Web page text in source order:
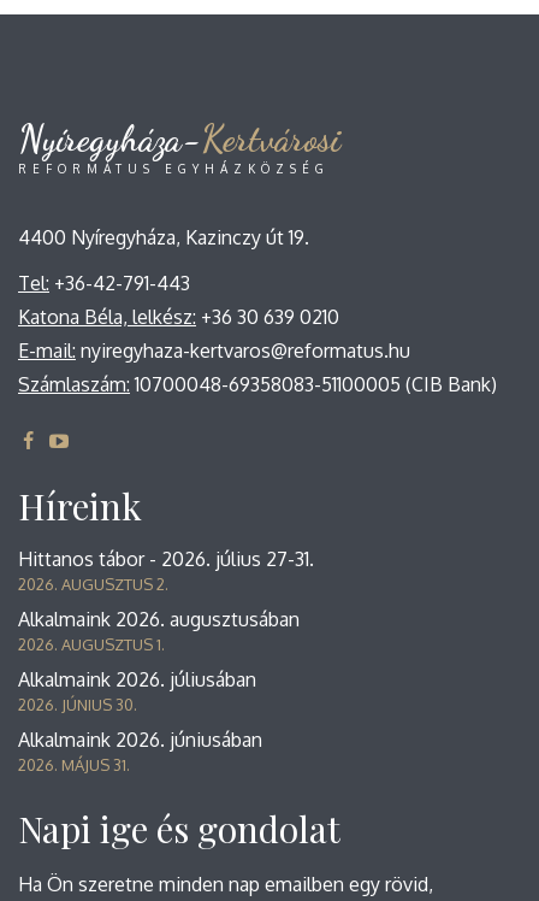
Nyíregyháza-Kertvárosi
REFORMÁTUS EGYHÁZKÖZSÉG
4400 Nyíregyháza, Kazinczy út 19.
Tel: +36-42-791-443
Katona Béla, lelkész: +36 30 639 0210
E-mail: nyiregyhaza-kertvaros@reformatus.hu
Számlaszám: 10700048-69358083-51100005 (CIB Bank)
Híreink
Hittanos tábor - 2026. július 27-31.
2026. AUGUSZTUS 2.
Alkalmaink 2026. augusztusában
2026. AUGUSZTUS 1.
Alkalmaink 2026. júliusában
2026. JÚNIUS 30.
Alkalmaink 2026. júniusában
2026. MÁJUS 31.
Napi ige és gondolat
Ha Ön szeretne minden nap emailben egy rövid,